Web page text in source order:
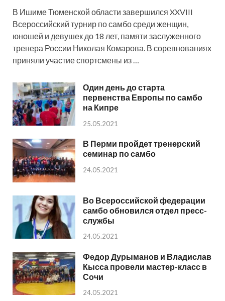
В Ишиме Тюменской области завершился XXVIII
Всероссийский турнир по самбо среди женщин,
юношей и девушек до 18 лет, памяти заслуженного
тренера России Николая Комарова. В соревнованиях
приняли участие спортсмены из …
Один день до старта
первенства Европы по самбо
на Кипре
25.05.2021
В Перми пройдет тренерский
семинар по самбо
24.05.2021
Во Всероссийской федерации
самбо обновился отдел пресс-
службы
24.05.2021
Федор Дурыманов и Владислав
Кысса провели мастер-класс в
Сочи
24.05.2021